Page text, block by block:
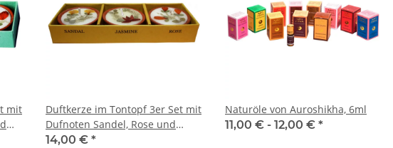
mit
Duftkerze im Tontopf 3er Set mit
Dufnoten Sandel, Rose und
Jasmin
14,00 € *
Naturöle von Auroshikha, 6ml
11,00 € - 12,00 € *